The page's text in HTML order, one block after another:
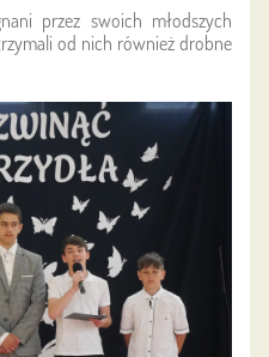
przez swoich młodszych
od nich również drobne